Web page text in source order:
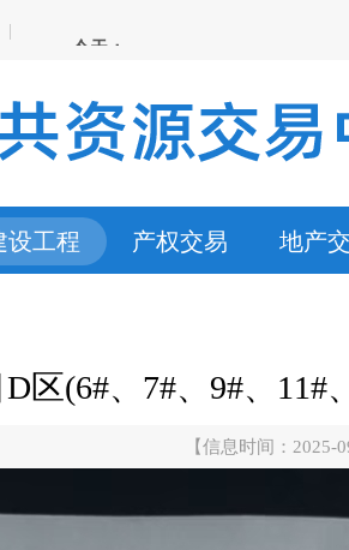
|
设工程 产权交易 地产
区(6#、7#、9#、
【信息时间：